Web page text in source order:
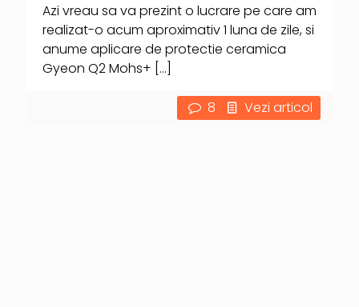
Azi vreau sa va prezint o lucrare pe care am
realizat-o acum aproximativ 1 luna de zile, si
anume aplicare de protectie ceramica
Gyeon Q2 Mohs+ […]
8 Vezi articol